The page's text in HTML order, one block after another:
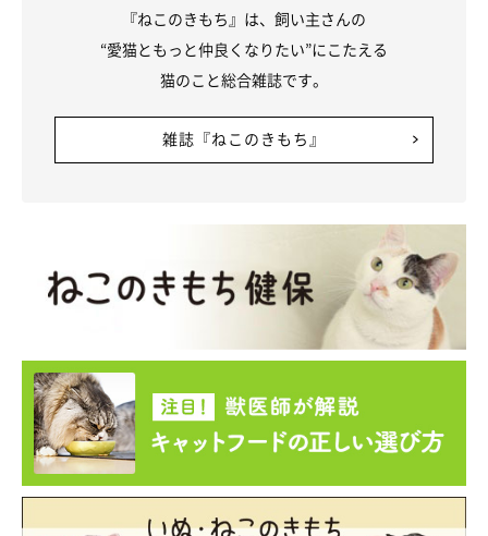
『ねこのきもち』は、飼い主さんの
“愛猫ともっと仲良くなりたい”にこたえる
猫のこと総合雑誌です。
雑誌『ねこのきもち』